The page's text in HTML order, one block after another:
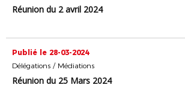
Réunion du 2 avril 2024
Publié le 28-03-2024
Délégations / Médiations
Réunion du 25 Mars 2024